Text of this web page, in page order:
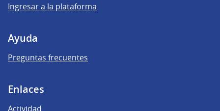
Ingresar a la plataforma
Ayuda
Preguntas frecuentes
Enlaces
Actividad